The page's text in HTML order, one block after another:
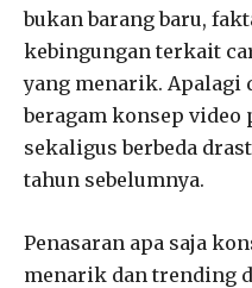
bukan barang baru,
kebingungan terkait
yang menarik. Apalagi
beragam konsep
sekaligus berbeda
tahun sebelumnya.
Penasaran apa saja
menarik dan trending